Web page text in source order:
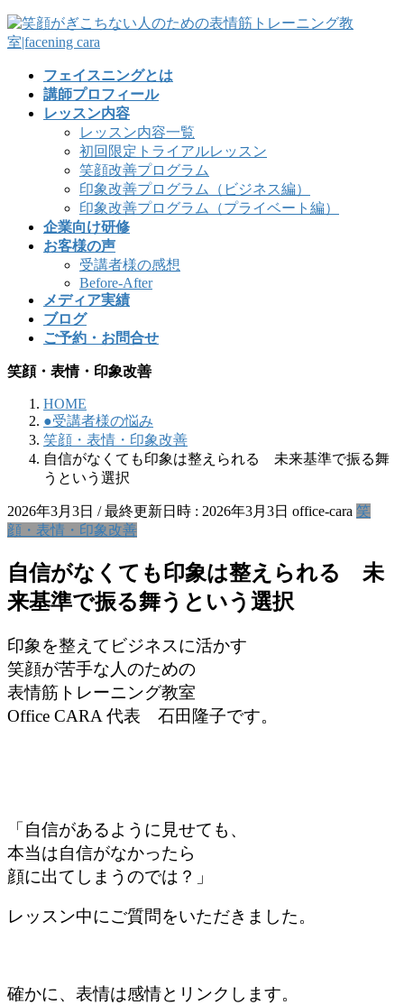
フェイスニングとは
講師プロフィール
レッスン内容
レッスン内容一覧
初回限定トライアルレッスン
笑顔改善プログラム
印象改善プログラム（ビジネス編）
印象改善プログラム（プライベート編）
企業向け研修
お客様の声
受講者様の感想
Before-After
メディア実績
ブログ
ご予約・お問合せ
笑顔・表情・印象改善
HOME
●受講者様の悩み
笑顔・表情・印象改善
自信がなくても印象は整えられる 未来基準で振る舞
うという選択
2026年3月3日 / 最終更新日時 : 2026年3月3日 office-cara 笑
顔・表情・印象改善
自信がなくても印象は整えられる 未
来基準で振る舞うという選択
印象を整えてビジネスに活かす
笑顔が苦手な人のための
表情筋トレーニング教室
Office CARA 代表 石田隆子です。
「自信があるように見せても、
本当は自信がなかったら
顔に出てしまうのでは？」
レッスン中にご質問をいただきました。
確かに、表情は感情とリンクします。